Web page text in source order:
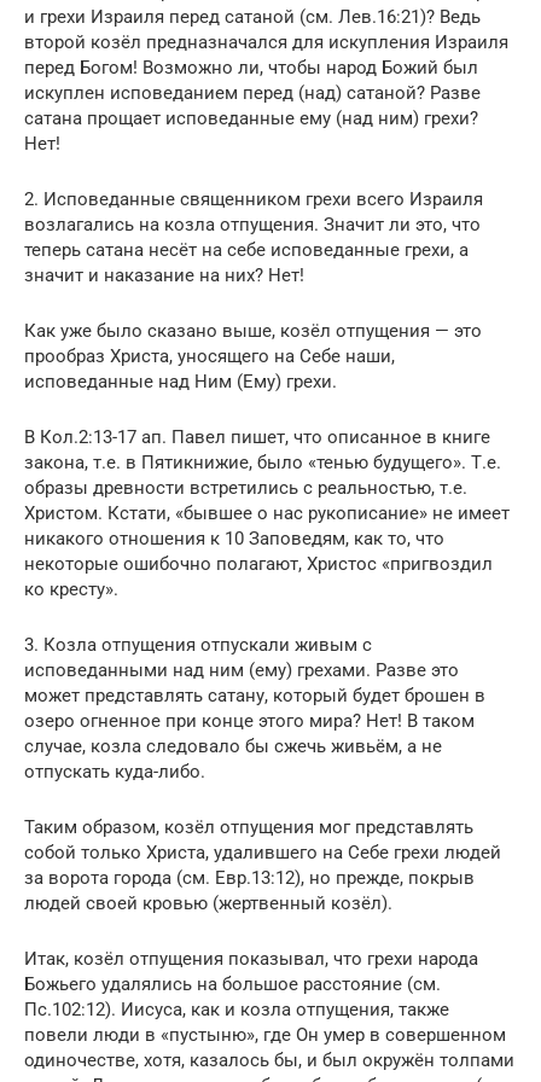
и грехи Израиля перед сатаной (см. Лев.16:21)? Ведь
второй козёл предназначался для искупления Израиля
перед Богом! Возможно ли, чтобы народ Божий был
искуплен исповеданием перед (над) сатаной? Разве
сатана прощает исповеданные ему (над ним) грехи?
Нет!
2. Исповеданные священником грехи всего Израиля
возлагались на козла отпущения. Значит ли это, что
теперь сатана несёт на себе исповеданные грехи, а
значит и наказание на них? Нет!
Как уже было сказано выше, козёл отпущения — это
прообраз Христа, уносящего на Себе наши,
исповеданные над Ним (Ему) грехи.
В Кол.2:13-17 ап. Павел пишет, что описанное в книге
закона, т.е. в Пятикнижие, было «тенью будущего». Т.е.
образы древности встретились с реальностью, т.е.
Христом. Кстати, «бывшее о нас рукописание» не имеет
никакого отношения к 10 Заповедям, как то, что
некоторые ошибочно полагают, Христос «пригвоздил
ко кресту».
3. Козла отпущения отпускали живым с
исповеданными над ним (ему) грехами. Разве это
может представлять сатану, который будет брошен в
озеро огненное при конце этого мира? Нет! В таком
случае, козла следовало бы сжечь живьём, а не
отпускать куда-либо.
Таким образом, козёл отпущения мог представлять
собой только Христа, удалившего на Себе грехи людей
за ворота города (см. Евр.13:12), но прежде, покрыв
людей своей кровью (жертвенный козёл).
Итак, козёл отпущения показывал, что грехи народа
Божьего удалялись на большое расстояние (см.
Пс.102:12). Иисуса, как и козла отпущения, также
повели люди в «пустыню», где Он умер в совершенном
одиночестве, хотя, казалось бы, и был окружён толпами